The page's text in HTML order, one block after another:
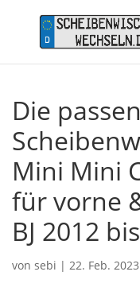
Die
Mini Mini
für vorne
BJ 2012
von sebi | 22. Feb. 2023